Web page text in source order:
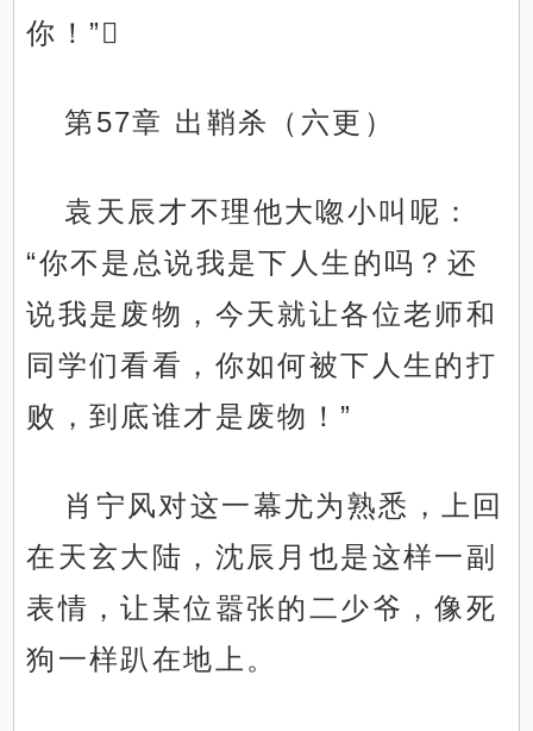
你！”
第57章 出鞘杀（六更）
袁天辰才不理他大唿小叫呢：
“你不是总说我是下人生的吗？还
说我是废物，今天就让各位老师和
同学们看看，你如何被下人生的打
败，到底谁才是废物！”
肖宁风对这一幕尤为熟悉，上回
在天玄大陆，沈辰月也是这样一副
表情，让某位嚣张的二少爷，像死
狗一样趴在地上。